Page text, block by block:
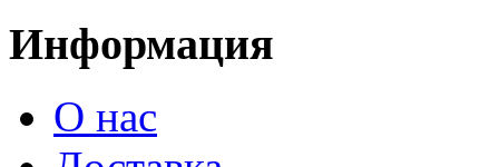
Информация
О нас